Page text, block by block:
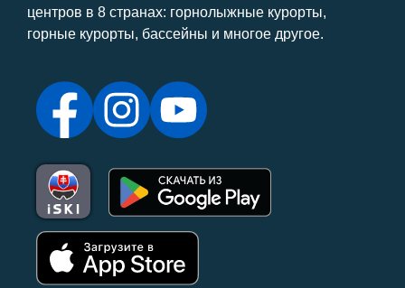
центров в 8 странах: горнолыжные курорты,
горные курорты, бассейны и многое другое.